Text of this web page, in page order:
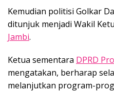
Kemudian politisi Golkar
ditunjuk menjadi Wakil
Jambi.
Ketua sementara DPRD
mengatakan, berharap
melanjutkan program-